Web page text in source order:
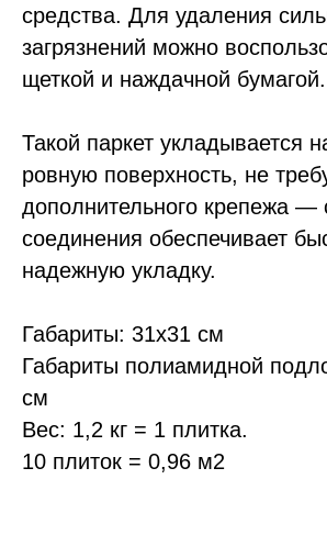
средства. Для удаления
загрязнений можно
щеткой и наждачной бумагой.
Такой паркет укладывается
ровную поверхность, не
дополнительного крепежа —
соединения обеспечивает
надежную укладку.
Габариты: 31х31 см
Габариты полиамидной
см
Вес: 1,2 кг = 1 плитка.
10 плиток = 0,96 м2
Осуществляем отправку в день заказа
со складов в Москве, Санкт-Петербурге,
Ростове-на-Дону,
Казани, Самаре и Чебоксарах.
или транспортными компаниями:
ПЭК, Деловые линии и др.
Мы работаем
официально,
поэтому Вы можете